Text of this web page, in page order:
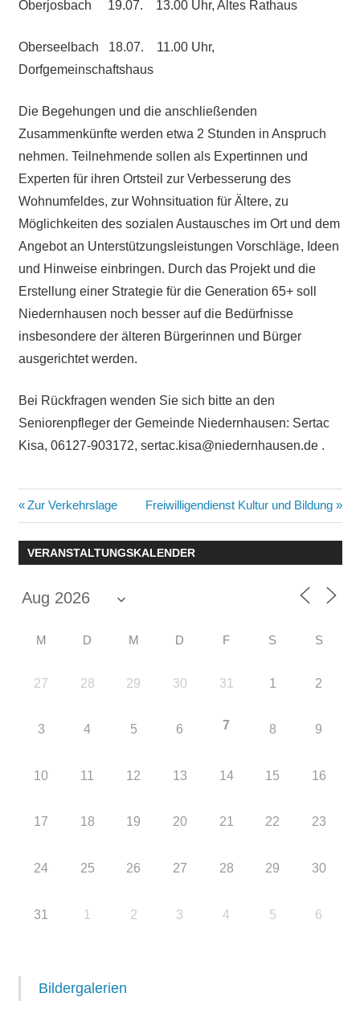
Oberjosbach 19.07. 13.00 Uhr, Altes Rathaus
Oberseelbach 18.07. 11.00 Uhr,
Dorfgemeinschaftshaus
Die Begehungen und die anschließenden
Zusammenkünfte werden etwa 2 Stunden in Anspruch
nehmen. Teilnehmende sollen als Expertinnen und
Experten für ihren Ortsteil zur Verbesserung des
Wohnumfeldes, zur Wohnsituation für Ältere, zu
Möglichkeiten des sozialen Austausches im Ort und dem
Angebot an Unterstützungsleistungen Vorschläge, Ideen
und Hinweise einbringen. Durch das Projekt und die
Erstellung einer Strategie für die Generation 65+ soll
Niedernhausen noch besser auf die Bedürfnisse
insbesondere der älteren Bürgerinnen und Bürger
ausgerichtet werden.
Bei Rückfragen wenden Sie sich bitte an den
Seniorenpfleger der Gemeinde Niedernhausen: Sertac
Kisa, 06127-903172, sertac.kisa@niedernhausen.de .
Beitragsnavigation
Vorheriger
Beitrag:
Zur Verkehrslage
Nächster
Beitrag:
Freiwilligendienst Kultur und Bildung
VERANSTALTUNGSKALENDER
M D M D F S S
27 28 29 30 31 1 2
3 4 5 6 7 8 9
10 11 12 13 14 15 16
17 18 19 20 21 22 23
24 25 26 27 28 29 30
31 1 2 3 4 5 6
Bildergalerien